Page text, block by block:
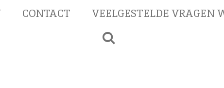
CONTACT VEELGESTELDE VRAGEN